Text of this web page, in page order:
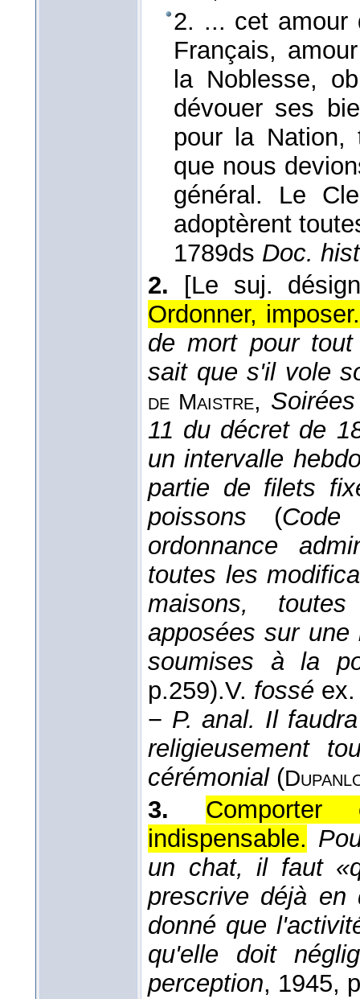
2. ... cet amour
Français,
la Noblesse,
dévouer ses
pour la
que nous
général. Le
adoptèrent
1789ds Doc.
2.
[Le suj.
Ordonner, imposer.
de mort pour
sait que s'il vole
de Maistre,
11 du décret de
un intervalle
partie de filets
poissons (
ordonnance
toutes les
maisons,
apposées sur une
soumises à la
p.259).V. fossé
− P. anal. Il
religieusement
cérémonial(
3.
Comporter
indispensable.
un chat, il faut
prescrive déjà en
donné que
qu'elle doit
perception, 1945,